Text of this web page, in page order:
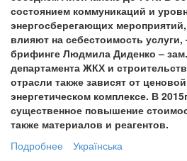
состоянием коммуникаций и
энергосберегающих
влияют на себестоимость услуги,
брифинге Людмила Диденко –
департамента ЖКХ и
отрасли также зависят от
энергетическом комплексе. В
существенное повышение
также материалов и реагентов.
Подробнее
Українська